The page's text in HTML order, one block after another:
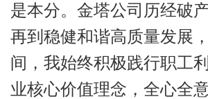
是本分。金塔公司历经破
再到稳健和谐高质量发展
间，我始终积极践行职工
业核心价值理念，全心全